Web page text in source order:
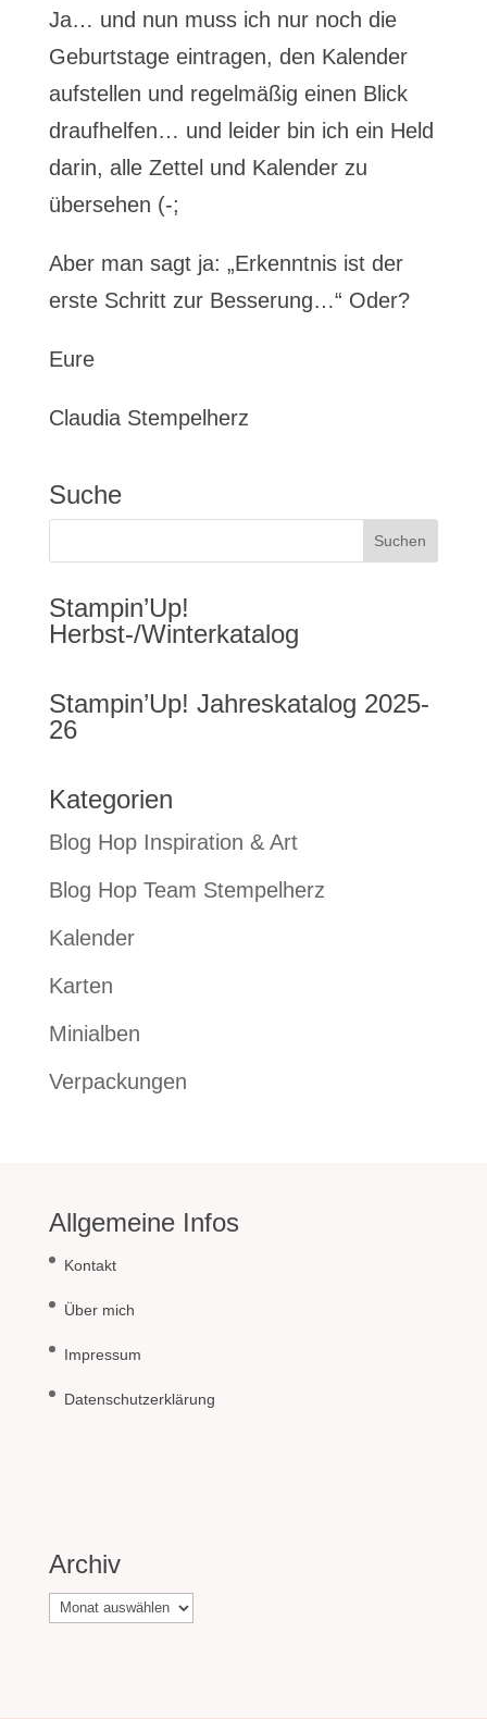
Ja… und nun muss ich nur noch die
Geburtstage eintragen, den Kalender
aufstellen und regelmäßig einen Blick
draufhelfen… und leider bin ich ein Held
darin, alle Zettel und Kalender zu
übersehen (-;
Aber man sagt ja: „Erkenntnis ist der
erste Schritt zur Besserung…“ Oder?
Eure
Claudia Stempelherz
Suche
Stampin’Up!
Herbst-/Winterkatalog
Stampin’Up! Jahreskatalog 2025-
26
Kategorien
Blog Hop Inspiration & Art
Blog Hop Team Stempelherz
Kalender
Karten
Minialben
Verpackungen
Allgemeine Infos
Kontakt
Über mich
Impressum
Datenschutzerklärung
Archiv
Archiv